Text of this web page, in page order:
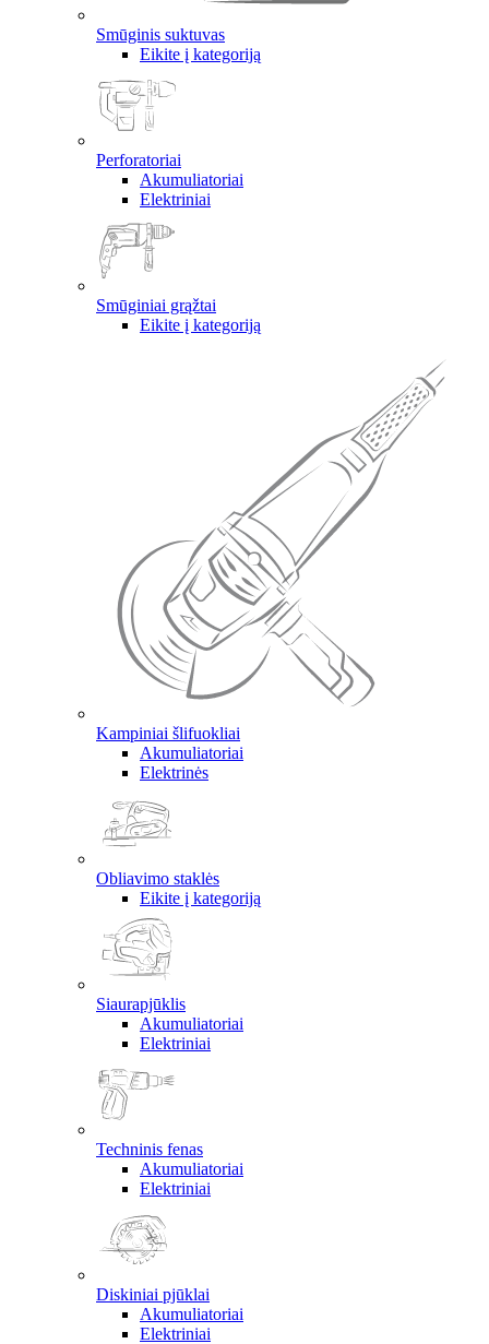
Smūginis suktuvas
Eikite į kategoriją
Perforatoriai
Akumuliatoriai
Elektriniai
Smūginiai grąžtai
Eikite į kategoriją
Kampiniai šlifuokliai
Akumuliatoriai
Elektrinės
Obliavimo staklės
Eikite į kategoriją
Siaurapjūklis
Akumuliatoriai
Elektriniai
Techninis fenas
Akumuliatoriai
Elektriniai
Diskiniai pjūklai
Akumuliatoriai
Elektriniai